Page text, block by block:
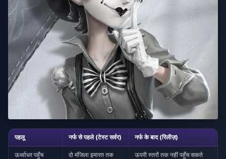
पहलू नर्फ से पहले (टेस्ट सर्वर) नर्फ के बाद (रिलीज़)
ऊर्ध्वाधर पहुँच
दो मंजिला इमारत तक
ऊपरी स्तरों तक नहीं पहुँच सकते